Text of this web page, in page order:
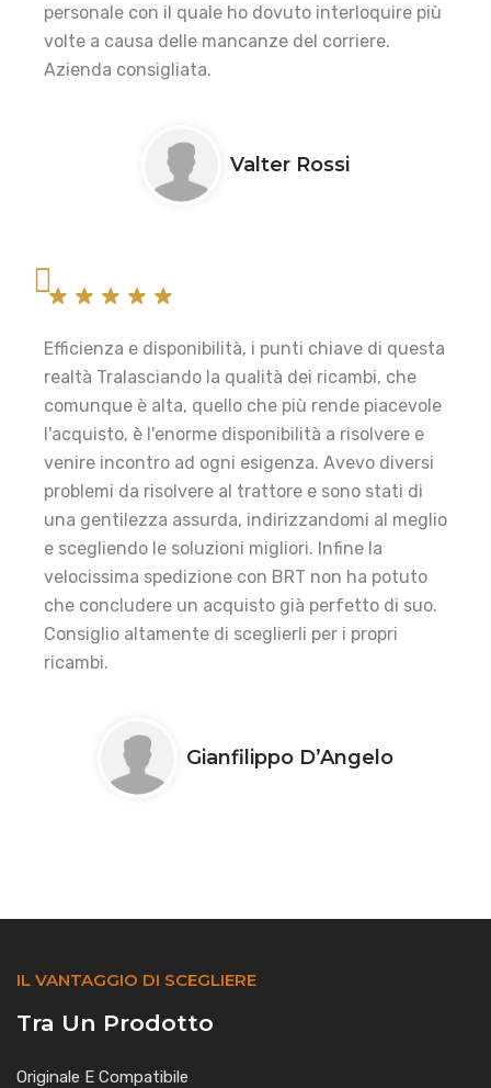
personale con il quale ho dovuto interloquire più
volte a causa delle mancanze del corriere.
Azienda consigliata.
Valter Rossi
Efficienza e disponibilità, i punti chiave di questa
realtà Tralasciando la qualità dei ricambi, che
comunque è alta, quello che più rende piacevole
l'acquisto, è l'enorme disponibilità a risolvere e
venire incontro ad ogni esigenza. Avevo diversi
problemi da risolvere al trattore e sono stati di
una gentilezza assurda, indirizzandomi al meglio
e scegliendo le soluzioni migliori. Infine la
velocissima spedizione con BRT non ha potuto
che concludere un acquisto già perfetto di suo.
Consiglio altamente di sceglierli per i propri
ricambi.
Gianfilippo D’Angelo
IL VANTAGGIO DI SCEGLIERE
Tra Un Prodotto
Originale E Compatibile